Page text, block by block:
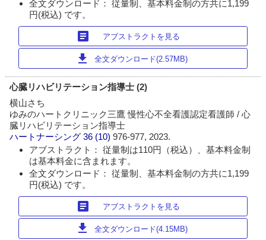
全文ダウンロード： 従量制、基本料金制の方共に1,199
円(税込) です。
article アブストラクトを見る
download 全文ダウンロード(2.57MB)
心臓リハビリテーション指導士 (2)
横山さち
ゆみのハートクリニック三鷹 慢性心不全看護認定看護師 / 心
臓リハビリテーション指導士
ハートナーシング 36 (10)976-977, 2023.
アブストラクト： 従量制は110円（税込）、基本料金制
は基本料金に含まれます。
全文ダウンロード： 従量制、基本料金制の方共に1,199
円(税込) です。
article アブストラクトを見る
download 全文ダウンロード(4.15MB)